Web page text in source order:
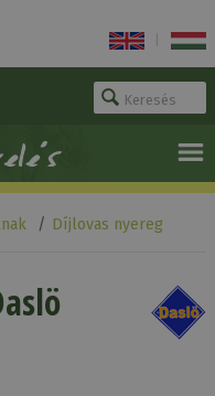
Díjlovas nyereg